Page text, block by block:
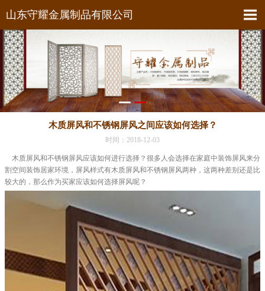
山东守耀金属制品有限公司
木质屏风和不锈钢屏风之间应该如何选择？
时间：2018-12-03
木质屏风和不锈钢屏风应该如何进行选择？很多人会选择在家庭中装饰屏风来分
割空间装饰居家环境，屏风样式有木质屏风和不锈钢屏风两种，这两种差别还是比
较大的，那么作为买家应该如何选择屏风呢？